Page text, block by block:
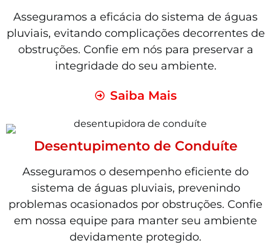
Asseguramos a eficácia do sistema de águas
pluviais, evitando complicações decorrentes de
obstruções. Confie em nós para preservar a
integridade do seu ambiente.
Saiba Mais
Desentupimento de Conduíte
Asseguramos o desempenho eficiente do
sistema de águas pluviais, prevenindo
problemas ocasionados por obstruções. Confie
em nossa equipe para manter seu ambiente
devidamente protegido.